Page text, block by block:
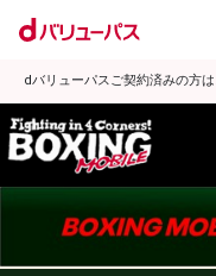
dバリューパスご契約済みの方